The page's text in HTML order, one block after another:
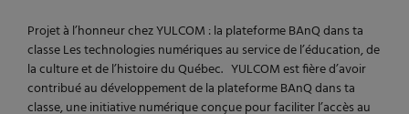
Projet à l’honneur chez YULCOM : la plateforme BAnQ dans ta
classe Les technologies numériques au service de l’éducation, de
la culture et de l’histoire du Québec. YULCOM est fière d’avoir
contribué au développement de la plateforme BAnQ dans ta
classe, une initiative numérique conçue pour faciliter l’accès au